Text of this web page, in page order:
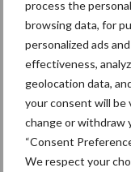
process the
browsing data, for
personalized ads
effectiveness,
geolocation data,
your consent will be
change or withdraw
“Consent
We respect your
Meer lezen